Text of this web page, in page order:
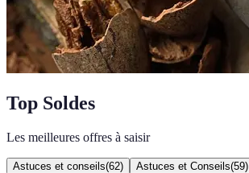
Top Soldes
Les meilleures offres à saisir
Astuces et conseils(62) Astuces et Conseils(59)